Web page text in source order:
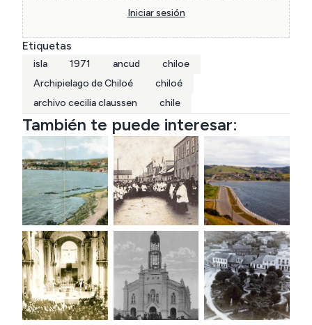
Iniciar sesión
Etiquetas
isla 1971 ancud
chiloe
Archipielago de Chiloé
chiloé
archivo cecilia claussen
chile
También te puede interesar: